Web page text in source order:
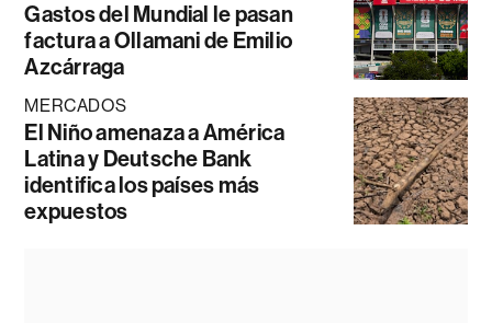
Gastos del Mundial le pasan
factura a Ollamani de Emilio
Azcárraga
MERCADOS
El Niño amenaza a América
Latina y Deutsche Bank
identifica los países más
expuestos